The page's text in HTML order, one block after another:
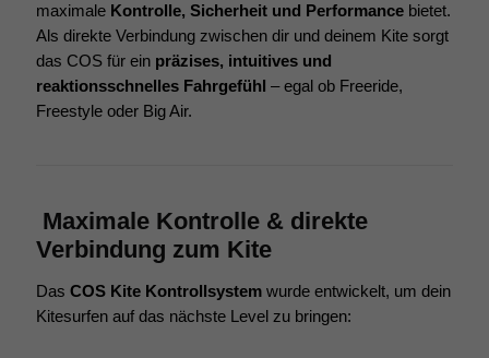
maximale Kontrolle, Sicherheit und Performance bietet.
Als direkte Verbindung zwischen dir und deinem Kite sorgt
das COS für ein präzises, intuitives und
reaktionsschnelles Fahrgefühl – egal ob Freeride,
Freestyle oder Big Air.
Maximale Kontrolle & direkte
Verbindung zum Kite
Das COS Kite Kontrollsystem wurde entwickelt, um dein
Kitesurfen auf das nächste Level zu bringen: